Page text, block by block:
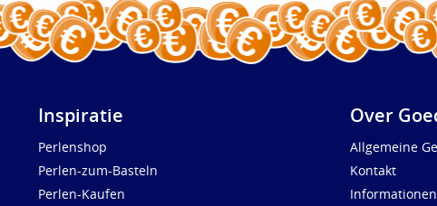
Inspiratie
Perlenshop
Perlen-zum-Basteln
Perlen-Kaufen
Over
Allgemeine
Kontakt